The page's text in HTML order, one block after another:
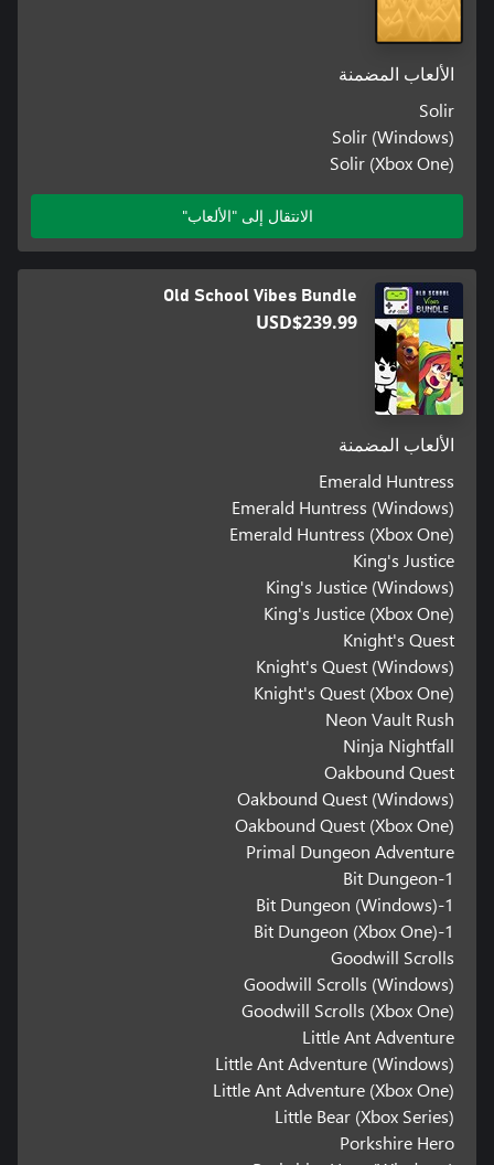
الألعاب المضمنة
Solir
Solir (Windows)
Solir (Xbox One)
الانتقال إلى "الألعاب"
Old School Vibes Bundle
USD$239.99
الألعاب المضمنة
Emerald Huntress
Emerald Huntress (Windows)
Emerald Huntress (Xbox One)
King's Justice
King's Justice (Windows)
King's Justice (Xbox One)
Knight's Quest
Knight's Quest (Windows)
Knight's Quest (Xbox One)
Neon Vault Rush
Ninja Nightfall
Oakbound Quest
Oakbound Quest (Windows)
Oakbound Quest (Xbox One)
Primal Dungeon Adventure
1-Bit Dungeon
1-Bit Dungeon (Windows)
1-Bit Dungeon (Xbox One)
Goodwill Scrolls
Goodwill Scrolls (Windows)
Goodwill Scrolls (Xbox One)
Little Ant Adventure
Little Ant Adventure (Windows)
Little Ant Adventure (Xbox One)
Little Bear (Xbox Series)
Porkshire Hero